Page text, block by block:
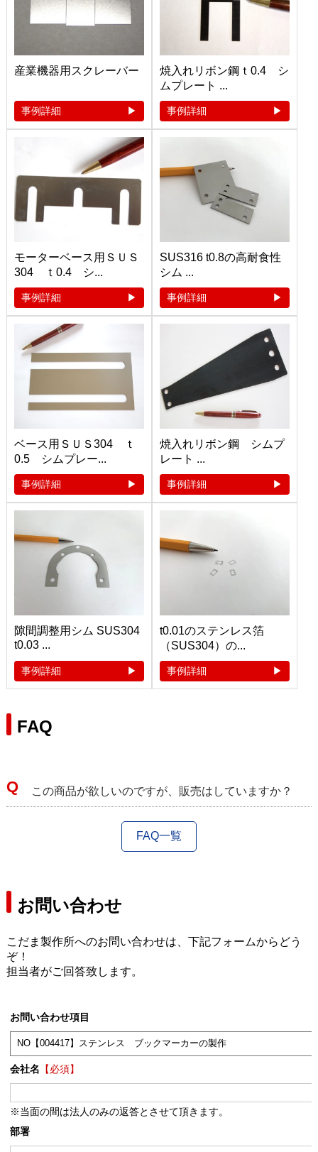
産業機器用スクレーバー
事例詳細
焼入れリボン鋼ｔ0.4 シ
ムプレート ...
事例詳細
モーターベース用ＳＵＳ
304 ｔ0.4 シ...
事例詳細
SUS316 t0.8の高耐食性
シム ...
事例詳細
ベース用ＳＵＳ304 ｔ
0.5 シムプレー...
事例詳細
焼入れリボン鋼 シムプ
レート ...
事例詳細
隙間調整用シム SUS304
t0.03 ...
事例詳細
t0.01のステンレス箔
（SUS304）の...
事例詳細
FAQ
この商品が欲しいのですが、販売はしていますか？
FAQ一覧
お問い合わせ
こだま製作所へのお問い合わせは、下記フォームからどう
ぞ！
担当者がご回答致します。
お問い合わせ項目
会社名 【必須】
※当面の間は法人のみの返答とさせて頂きます。
部署